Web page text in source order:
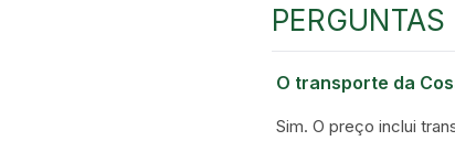
O transporte da
Sim. O preço inclui